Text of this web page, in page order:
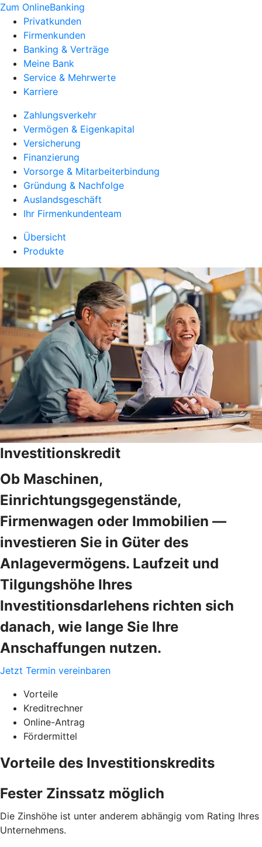
Zum OnlineBanking
Privatkunden
Firmenkunden
Banking & Verträge
Meine Bank
Service & Mehrwerte
Karriere
Zahlungsverkehr
Vermögen & Eigenkapital
Versicherung
Finanzierung
Vorsorge & Mitarbeiterbindung
Gründung & Nachfolge
Auslandsgeschäft
Ihr Firmenkundenteam
Übersicht
Produkte
Investitionskredit
Ob Maschinen,
Einrichtungsgegenstände,
Firmenwagen oder Immobilien —
investieren Sie in Güter des
Anlagevermögens. Laufzeit und
Tilgungshöhe Ihres
Investitionsdarlehens richten sich
danach, wie lange Sie Ihre
Anschaffungen nutzen.
Jetzt Termin vereinbaren
Vorteile
Kreditrechner
Online-Antrag
Fördermittel
Vorteile des Investitionskredits
Fester Zinssatz möglich
Die Zinshöhe ist unter anderem abhängig vom Rating Ihres
Unternehmens.